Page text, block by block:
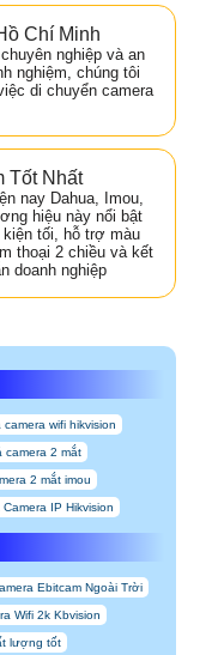
Chí Minh
nghiệp và an
nghiệm, chúng tôi
di chuyển camera
Tốt Nhất
nay Dahua, Imou,
hiệu này nổi bật
tối, hỗ trợ màu
thoại 2 chiều và kết
doanh nghiệp
camera wifi hikvision
camera 2 mắt
2 mắt imou
IP Hikvision
Ebitcam Ngoài Trời
Wifi 2k Kbvision
lượng tốt